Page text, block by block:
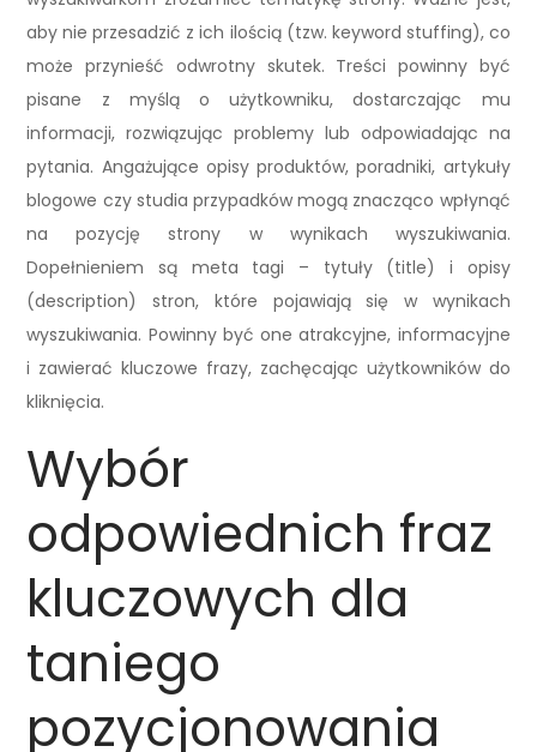
aby nie przesadzić z ich ilością (tzw. keyword stuffing), co
może przynieść odwrotny skutek. Treści powinny być
pisane z myślą o użytkowniku, dostarczając mu
informacji, rozwiązując problemy lub odpowiadając na
pytania. Angażujące opisy produktów, poradniki, artykuły
blogowe czy studia przypadków mogą znacząco wpłynąć
na pozycję strony w wynikach wyszukiwania.
Dopełnieniem są meta tagi – tytuły (title) i opisy
(description) stron, które pojawiają się w wynikach
wyszukiwania. Powinny być one atrakcyjne, informacyjne
i zawierać kluczowe frazy, zachęcając użytkowników do
kliknięcia.
Wybór
odpowiednich fraz
kluczowych dla
taniego
pozycjonowania